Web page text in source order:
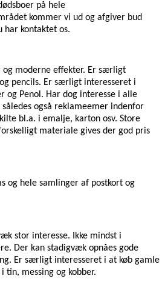
på hele
kommer vi ud og afgiver bud
kontaktet os.
moderne effekter. Er særligt
pencils. Er særligt interesseret i
og Penol. Har dog interesse i alle
også reklameemer indenfor
bl.a. i emalje, karton osv. Store
materiale gives der god pris
og hele samlinger af postkort og
stor interesse. Ikke mindst i
Der kan stadigvæk opnåes gode
Er særligt interesseret i at køb gamle
messing og kobber.